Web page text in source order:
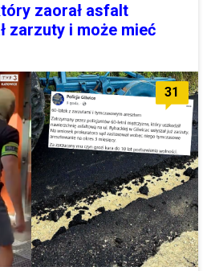
zaorał asfalt
zarzuty i może mieć
31